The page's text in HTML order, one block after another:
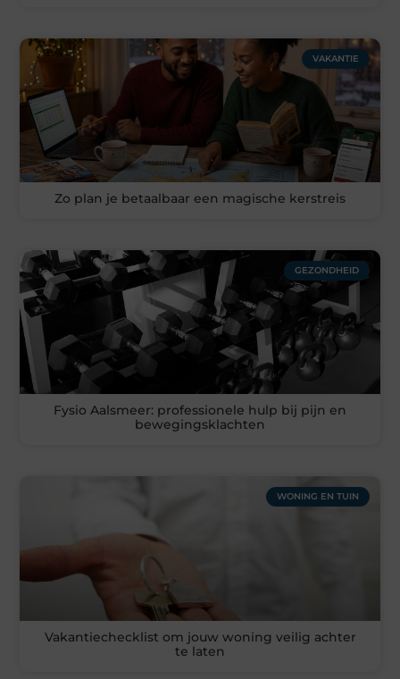
VAKANTIE
Zo plan je betaalbaar een magische kerstreis
GEZONDHEID
Fysio Aalsmeer: professionele hulp bij pijn en
bewegingsklachten
WONING EN TUIN
Vakantiechecklist om jouw woning veilig achter
te laten